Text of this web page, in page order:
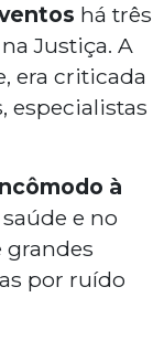
há três
Justiça. A
era criticada
especialistas
à
e no
grandes
por ruído